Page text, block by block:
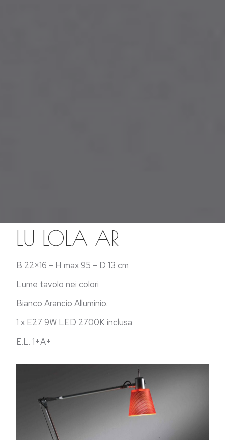
LU LOLA AR
B 22×16 – H max 95 – D 13 cm
Lume tavolo nei colori
Bianco Arancio Alluminio.
1 x E27 9W LED 2700K inclusa
E.L. 1+A+